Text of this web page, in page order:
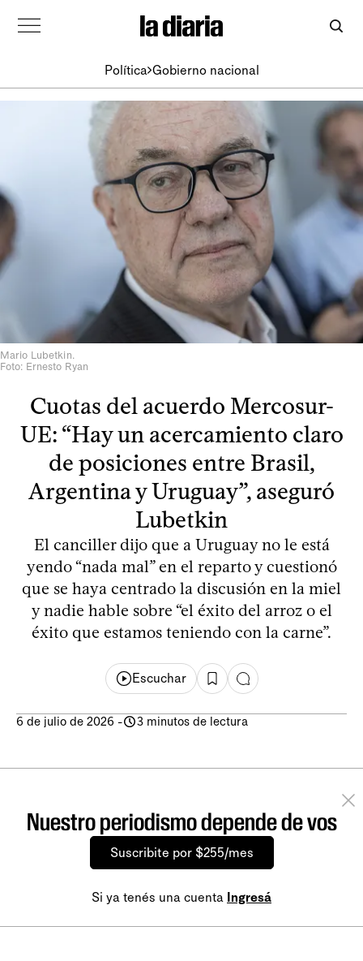
Política Gobierno nacional
Mario Lubetkin.
Foto: Ernesto Ryan
Cuotas del acuerdo Mercosur-
UE: “Hay un acercamiento claro
de posiciones entre Brasil,
Argentina y Uruguay”, aseguró
Lubetkin
El canciller dijo que a Uruguay no le está
yendo “nada mal” en el reparto y cuestionó
que se haya centrado la discusión en la miel
y nadie hable sobre “el éxito del arroz o el
éxito que estamos teniendo con la carne”.
Escuchar
6 de julio de 2026 - 3 minutos de lectura
Nuestro periodismo depende de vos
Suscribite por $255/mes
Si ya tenés una cuenta Ingresá